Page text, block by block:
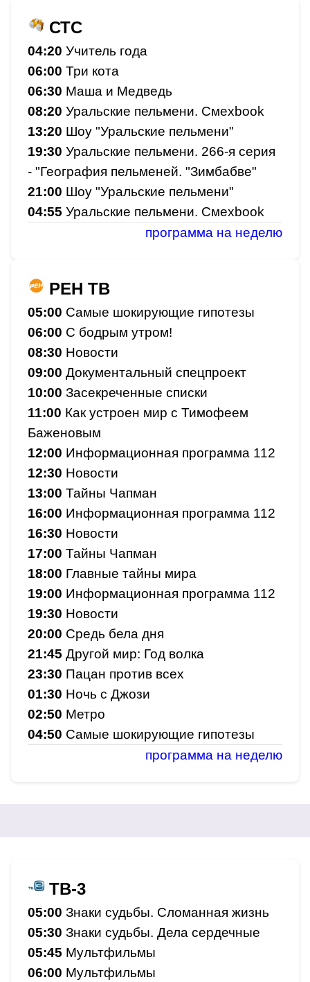
СТС
04:20 Учитель года
06:00 Три кота
06:30 Маша и Медведь
08:20 Уральские пельмени. Смехbook
13:20 Шоу "Уральские пельмени"
19:30 Уральские пельмени. 266-я серия
- "География пельменей. "Зимбабве"
21:00 Шоу "Уральские пельмени"
04:55 Уральские пельмени. Смехbook
программа на неделю
РЕН ТВ
05:00 Самые шокирующие гипотезы
06:00 С бодрым утром!
08:30 Новости
09:00 Документальный спецпроект
10:00 Засекреченные списки
11:00 Как устроен мир с Тимофеем
Баженовым
12:00 Информационная программа 112
12:30 Новости
13:00 Тайны Чапман
16:00 Информационная программа 112
16:30 Новости
17:00 Тайны Чапман
18:00 Главные тайны мира
19:00 Информационная программа 112
19:30 Новости
20:00 Средь бела дня
21:45 Другой мир: Год волка
23:30 Пацан против всех
01:30 Ночь с Джози
02:50 Метро
04:50 Самые шокирующие гипотезы
программа на неделю
ТВ-3
05:00 Знаки судьбы. Сломанная жизнь
05:30 Знаки судьбы. Дела сердечные
05:45 Мультфильмы
06:00 Мультфильмы